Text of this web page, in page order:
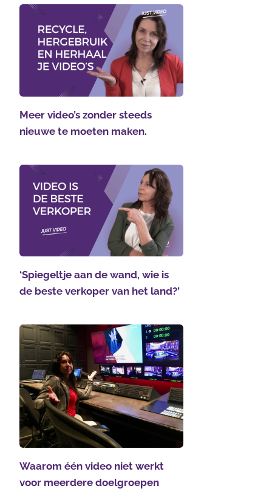
Meer video’s zonder steeds
nieuwe te moeten maken.
‘Spiegeltje aan de wand, wie is
de beste verkoper van het land?’
Waarom één video niet werkt
voor meerdere doelgroepen